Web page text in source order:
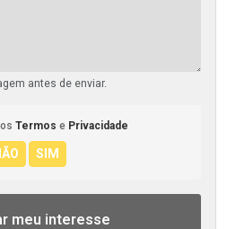
antes de enviar.
Termos e Privacidade
meu interesse